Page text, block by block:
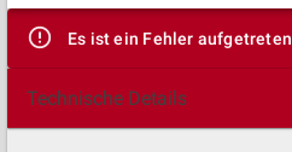
Viewer
Es ist ein Fehler aufgetreten
Technische Details